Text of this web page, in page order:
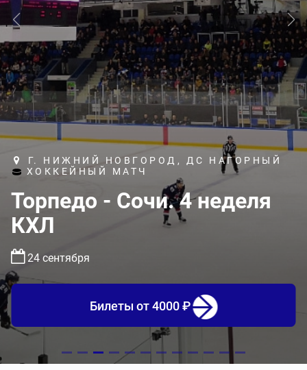
Г. НИЖНИЙ НОВГОРОД, ДС НАГОРНЫЙ
ХОККЕЙНЫЙ МАТЧ
Торпедо - Сочи. 4 неделя
КХЛ
24 сентября
Билеты от 4000 ₽